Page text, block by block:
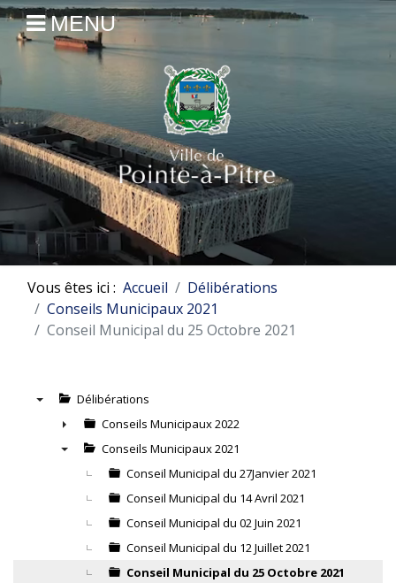
MENU
Vous êtes ici : Accueil
Délibérations
Conseils Municipaux 2021
Conseil Municipal du 25 Octobre 2021
Délibérations
►
Conseils Municipaux 2022
Conseils Municipaux 2021
Conseil Municipal du 27Janvier 2021
Conseil Municipal du 14 Avril 2021
Conseil Municipal du 02 Juin 2021
Conseil Municipal du 12 Juillet 2021
Conseil Municipal du 25 Octobre 2021